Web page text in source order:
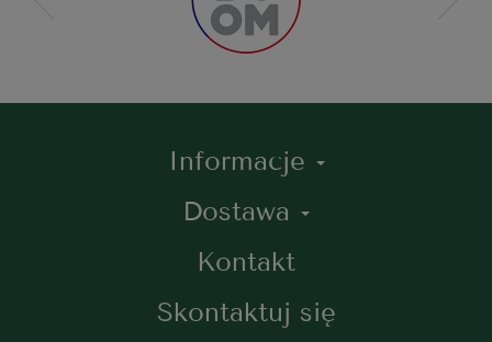
Informacje
Dostawa
Kontakt
Skontaktuj się